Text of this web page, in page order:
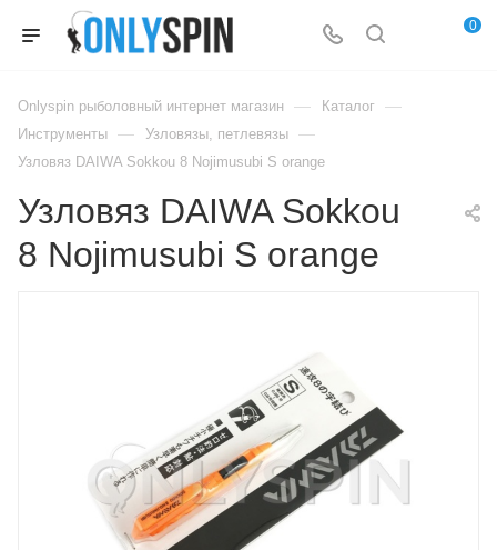
0
Onlyspin рыболовный интернет магазин — Каталог —
Инструменты — Узловязы, петлевязы —
Узловяз DAIWA Sokkou 8 Nojimusubi S orange
Узловяз DAIWA Sokkou
8 Nojimusubi S orange